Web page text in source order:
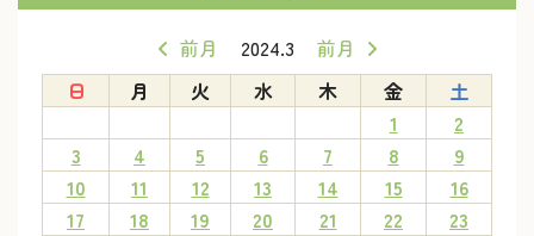
前月 2024.3
前月
日
月 火 水 木 金
土
1
2
3
4 5 6 7 8
9
10
11 12 13 14 15
16
17
18 19 20 21 22
23